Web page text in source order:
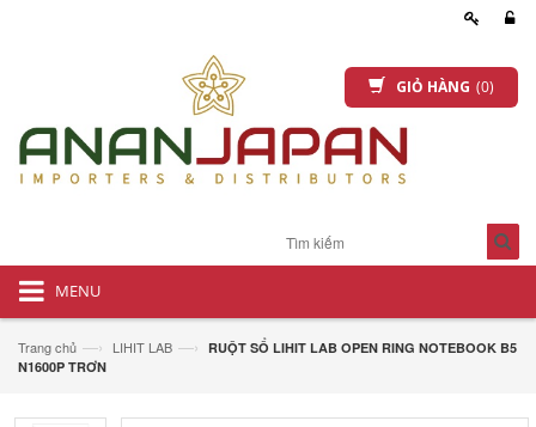
GIỎ HÀNG (0)
MENU
Trang chủ —› LIHIT LAB —› RUỘT SỔ LIHIT LAB OPEN RING NOTEBOOK B5
N1600P TRƠN